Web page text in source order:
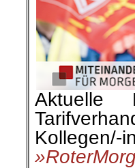
Aktuelle
Kollegen/-